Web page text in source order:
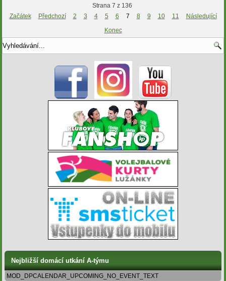
Strana 7 z 136
Začátek
Předchozí 2 3 4 5 6 7 8 9 10 11
Následující
Konec
Nejbližší domácí utkání A-týmu
MOD_DPCALENDAR_UPCOMING_NO_EVENT_TEXT